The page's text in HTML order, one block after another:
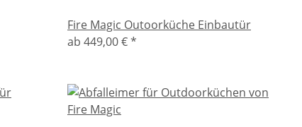
Fire Magic Outoorküche Einbautür
ab 449,00 €*